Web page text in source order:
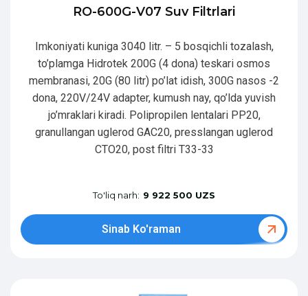
RO-600G-V07 Suv Filtrlari
Imkoniyati kuniga 3040 litr. – 5 bosqichli tozalash,
to’plamga Hidrotek 200G (4 dona) teskari osmos
membranasi, 20G (80 litr) po’lat idish, 300G nasos -2
dona, 220V/24V adapter, kumush nay, qo’lda yuvish
jo’mraklari kiradi. Polipropilen lentalari PP20,
granullangan uglerod GAC20, presslangan uglerod
CTO20, post filtri T33-33
To'liq narh: 9 922 500 UZS
Sinab Ko'raman